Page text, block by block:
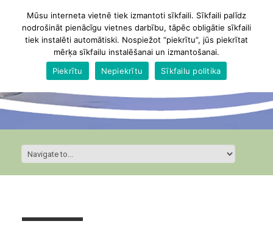
Mūsu interneta vietnē tiek izmantoti sīkfaili. Sīkfaili palīdz
nodrošināt pienācīgu vietnes darbību, tāpēc obligātie sīkfaili
tiek instalēti automātiski. Nospiežot “piekrītu”, jūs piekrītat
mērķa sīkfailu instalēšanai un izmantošanai.
Piekrītu
Nepiekrītu Sīkfailu politika